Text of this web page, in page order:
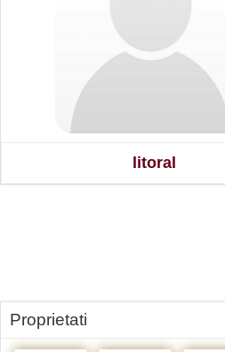
litoral
Proprietati